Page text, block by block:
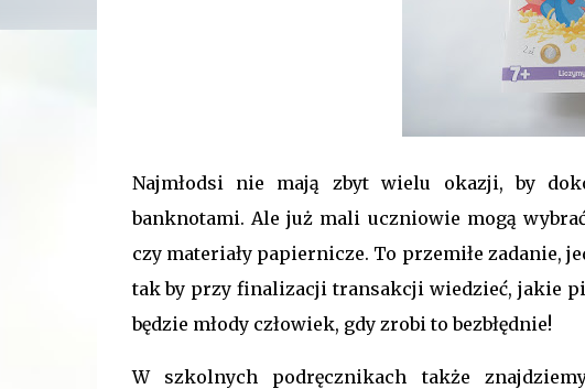
Najmłodsi nie mają zbyt wielu okazji, by
banknotami. Ale już mali uczniowie mogą
czy materiały papiernicze. To przemiłe zadanie,
tak by przy finalizacji transakcji wiedzieć, jakie
będzie młody człowiek, gdy zrobi to bezbłędnie!
W szkolnych podręcznikach także